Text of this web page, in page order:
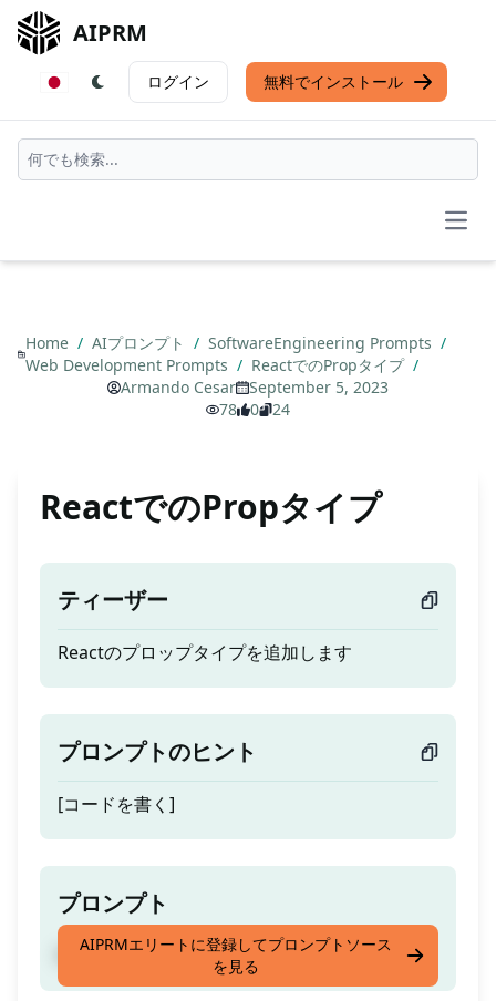
AIPRM
ログイン 無料でインストール
Home / AIプロンプト / SoftwareEngineering Prompts /
Web Development Prompts / ReactでのPropタイプ /
Armando Cesar
September 5, 2023
78
0 24
ReactでのPropタイプ
ティーザー
Reactのプロップタイプを追加します
プロンプトのヒント
[コードを書く]
プロンプト
Reactのプロップタイプを追加します
AIPRMエリートに登録してプロンプトソース
を見る